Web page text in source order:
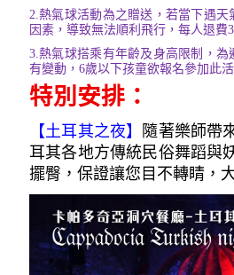
2. 熱氣球活動為之贈送，若當下遇天
因素，導致無法順利飛行，每人退費
3. 熱氣球搭乘有年齡及身高限制，為
有變動，6歲以下孩童欲報名參加此
特別安排：
【土耳其之夜】 隨著樂師帶
耳其各地方傳統民俗舞蹈與
擺臀，保證讓您目不轉睛，